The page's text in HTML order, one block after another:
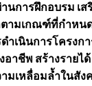
การฝึกอบรม เ
ามเกณฑ์ที่กำหน
ดำเนินการโครงก
าชีพ สร้างรายได้
เหลื่อมล้ำในสัง